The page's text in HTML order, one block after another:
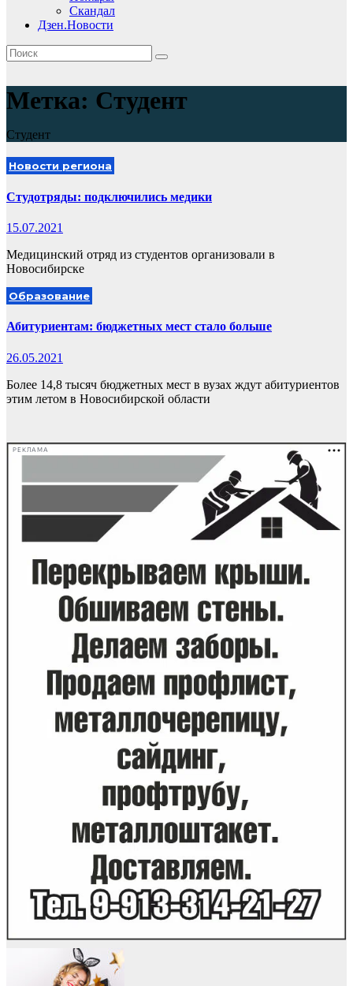
Скандал
Дзен.Новости
Метка: Cтудент
Cтудент
Новости региона
Студотряды: подключились медики
15.07.2021
Медицинский отряд из студентов организовали в
Новосибирске
Образование
Абитуриентам: бюджетных мест стало больше
26.05.2021
Более 14,8 тысяч бюджетных мест в вузах ждут абитуриентов
этим летом в Новосибирской области
РЕКЛАМА